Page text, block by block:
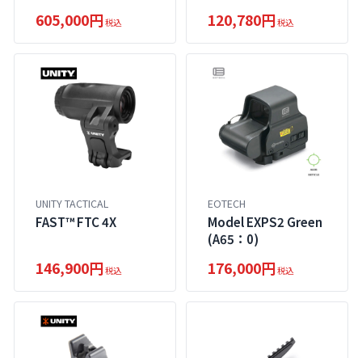
605,000円税込 120,780円税込
UNITY TACTICAL
FAST™ FTC 4X
146,900円税込
EOTECH
Model EXPS2 Green
(A65：0)
176,000円税込